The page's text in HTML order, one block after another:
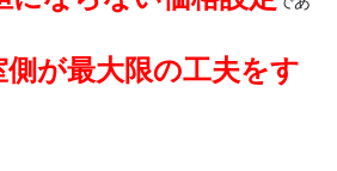
側が最大限の工夫をす